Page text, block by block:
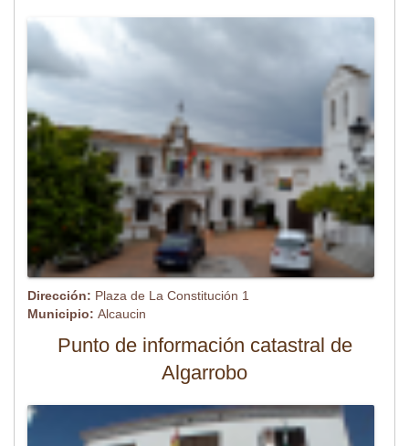
Dirección: Plaza de La Constitución 1
Municipio: Alcaucin
Punto de información catastral de
Algarrobo